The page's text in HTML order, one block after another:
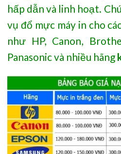
hấp dẫn và linh hoạt.
vụ đổ mực máy in cho
như HP, Canon,
Panasonic và nhiều hãng